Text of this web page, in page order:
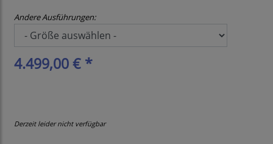
Andere Ausführungen:
4.499,00 € *
Derzeit leider nicht verfügbar